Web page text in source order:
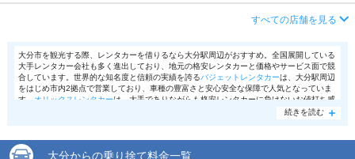
店舗詳細
この店舗でレンタカーを探す
住所 国東市安岐町下原
店舗詳細 店舗詳細ページはこちら
この店舗でレンタカーを探す
すべての店舗を見る
大分市を観光する際、レンタカーを借りるなら大分駅周辺がおすすめ。全国展開している
大手レンタカー会社も多く進出しており、地元の格安レンタカーと価格やサービス面で競
合しています。世界的な知名度と信頼の実績を誇るバジェットレンタカーは、大分駅周辺
をはじめ市内2拠点で営業しており、車種の豊富さと安心安全な保障で人気となっていま
す。
オリックスレンタカーは、大手でありながらも格安レンタカーに負けないお値打ち感
プランが充実しており、価格も保障もバランス重視の方にもおすすめ。またJR九州が展開
ない方でも安心して借りれますよ。
続きを読む
大分からの乗り捨て料金一覧